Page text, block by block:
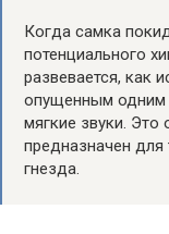
Когда самка
потенциального
развевается, как
опущенным одним
мягкие звуки.
предназначен
гнезда.